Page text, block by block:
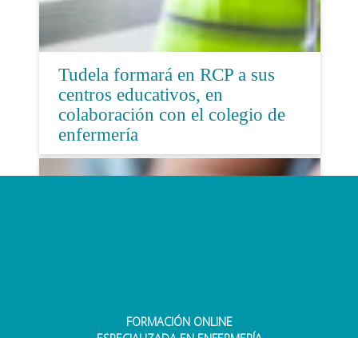
Tudela formará en RCP a sus
centros educativos, en
colaboración con el colegio de
enfermería
FORMACIÓN ONLINE